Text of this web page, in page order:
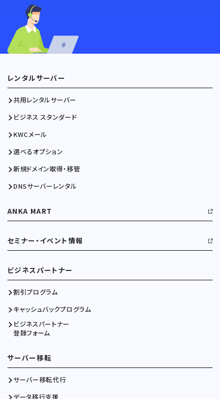
レンタルサーバー
共用レンタルサーバー
ビジネス スタンダード
KWCメール
選べるオプション
新規ドメイン取得・移管
DNSサーバーレンタル
ANKA MART
セミナー・イベント情報
ビジネスパートナー
割引プログラム
キャッシュバックプログラム
ビジネスパートナー
登録フォーム
サーバー移転
サーバー移転代行
データ移行支援